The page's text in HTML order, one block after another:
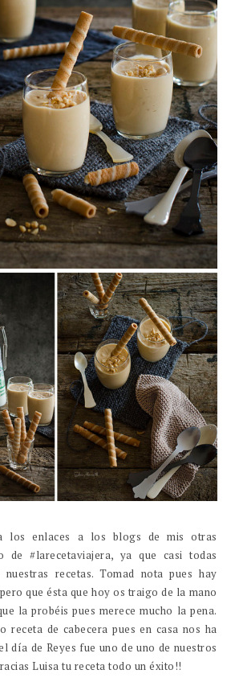
los enlaces a los blogs de mis otras
de #larecetaviajera, ya que casi todas
recetas. Tomad nota pues hay
que ésta que hoy os traigo de la mano
la probéis pues merece mucho la pena.
receta de cabecera pues en casa nos ha
día de Reyes fue uno de uno de nuestros
Luisa tu receta todo un éxito!!